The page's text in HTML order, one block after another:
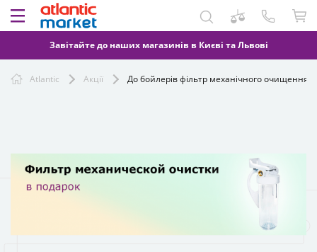
Завітайте до наших магазинів в Києві та Львові
Atlantic Акції До бойлерів фільтр механічного очищення